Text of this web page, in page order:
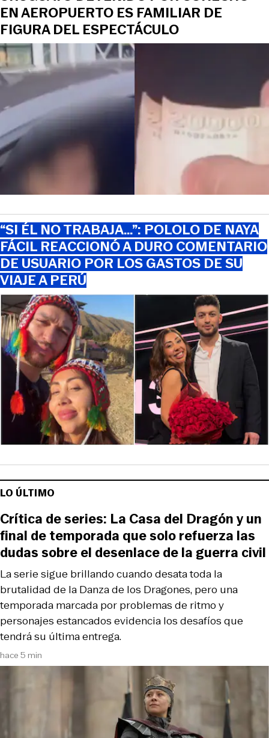
EN AEROPUERTO ES FAMILIAR DE
FIGURA DEL ESPECTÁCULO
“SI ÉL NO TRABAJA…”: POLOLO DE NAYA
FÁCIL REACCIONÓ A DURO COMENTARIO
DE USUARIO POR LOS GASTOS DE SU
VIAJE A PERÚ
LO ÚLTIMO
hace 5 min
La serie sigue brillando cuando desata toda la
brutalidad de la Danza de los Dragones, pero una
temporada marcada por problemas de ritmo y
personajes estancados evidencia los desafíos que
tendrá su última entrega.
Crítica de series: La Casa del Dragón y un
final de temporada que solo refuerza las
dudas sobre el desenlace de la guerra civil